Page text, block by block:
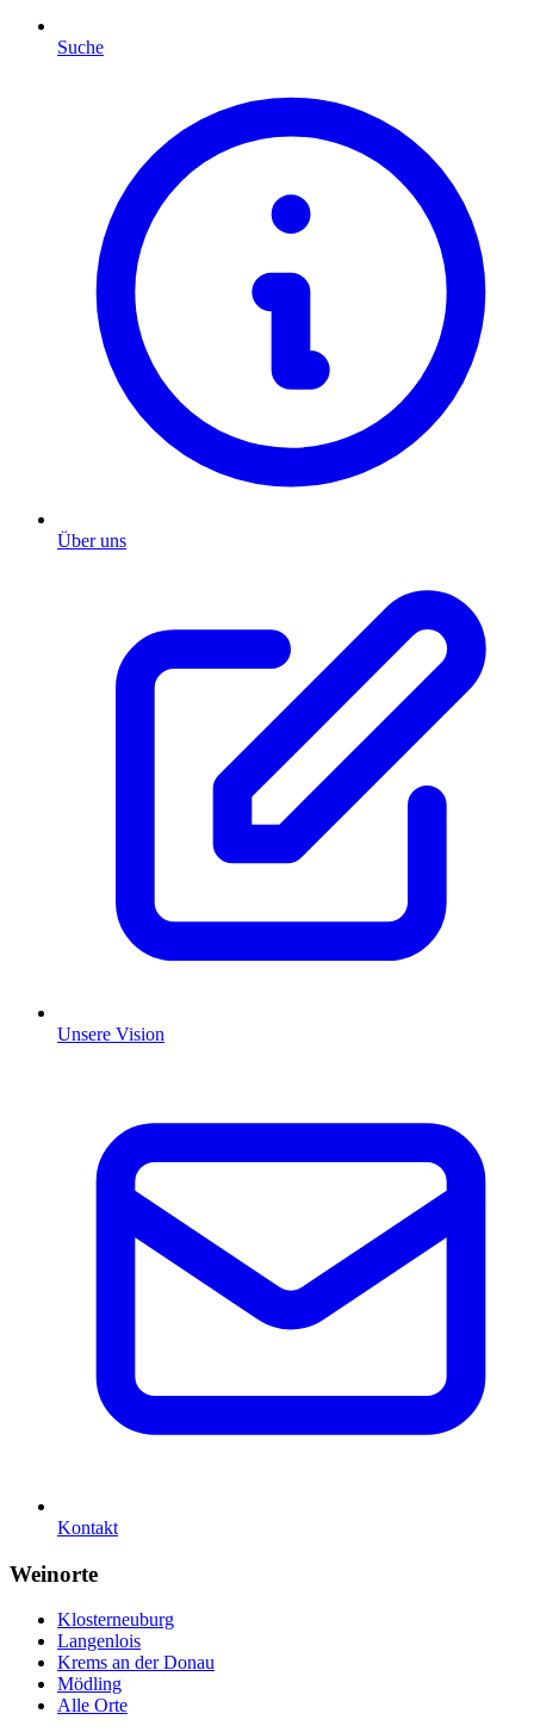
Suche
Über uns
Unsere Vision
Kontakt
Weinorte
Klosterneuburg
Langenlois
Krems an der Donau
Mödling
Alle Orte